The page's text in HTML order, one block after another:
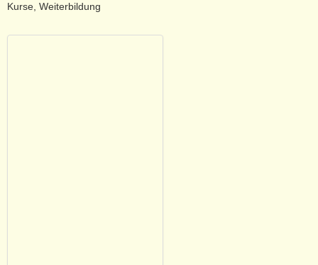
Kurse, Weiterbildung